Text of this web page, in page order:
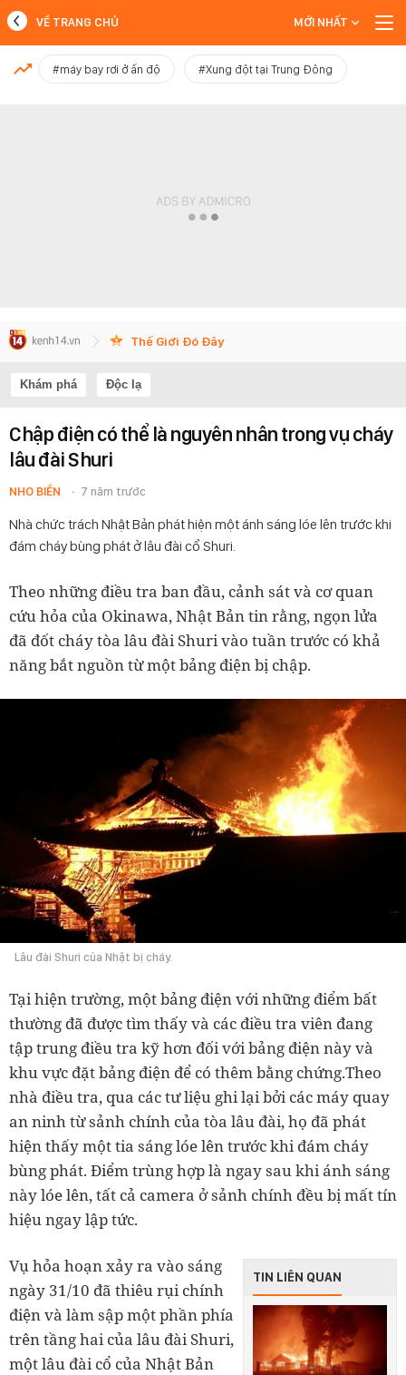
MỚI NHẤT
VỀ TRANG CHỦ MỚI NHẤT
#máy bay rơi ở ấn độ #Xung đột tại Trung Đông
Thế Giới Đó Đây
Khám phá Độc lạ
Chập điện có thể là nguyên nhân trong vụ cháy
lâu đài Shuri
NHO BIỀN 7 năm trước
Nhà chức trách Nhật Bản phát hiện một ánh sáng lóe lên trước khi
đám cháy bùng phát ở lâu đài cổ Shuri.
Theo những điều tra ban đầu, cảnh sát và cơ quan
cứu hỏa của Okinawa, Nhật Bản tin rằng, ngọn lửa
đã đốt cháy tòa lâu đài Shuri vào tuần trước có khả
năng bắt nguồn từ một bảng điện bị chập.
Lâu đài Shuri của Nhật bị cháy.
Tại hiện trường, một bảng điện với những điểm bất
thường đã được tìm thấy và các điều tra viên đang
tập trung điều tra kỹ hơn đối với bảng điện này và
khu vực đặt bảng điện để có thêm bằng chứng.Theo
nhà điều tra, qua các tư liệu ghi lại bởi các máy quay
an ninh từ sảnh chính của tòa lâu đài, họ đã phát
hiện thấy một tia sáng lóe lên trước khi đám cháy
bùng phát. Điểm trùng hợp là ngay sau khi ánh sáng
này lóe lên, tất cả camera ở sảnh chính đều bị mất tín
hiệu ngay lập tức.
TIN LIÊN QUAN
Vụ hỏa hoạn xảy ra vào sáng
ngày 31/10 đã thiêu rụi chính
điện và làm sập một phần phía
trên tầng hai của lâu đài Shuri,
một lâu đài cổ của Nhật Bản